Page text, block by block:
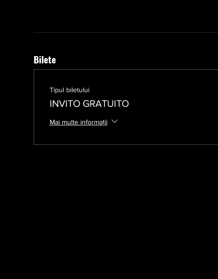
Bilete
Tipul biletului
INVITO GRATUITO
Mai multe informații